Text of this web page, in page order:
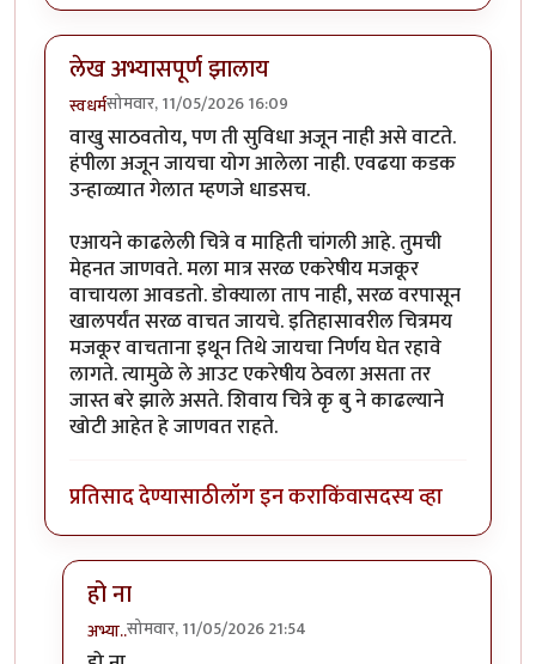
लेख अभ्यासपूर्ण झालाय
स्वधर्मसोमवार, 11/05/2026 16:09
वाखु साठवतोय, पण ती सुविधा अजून नाही असे वाटते.
हंपीला अजून जायचा योग आलेला नाही. एवढया कडक
उन्हाळ्यात गेलात म्हणजे धाडसच.
एआयने काढलेली चित्रे व माहिती चांगली आहे. तुमची
मेहनत जाणवते. मला मात्र सरळ एकरेषीय मजकूर
वाचायला आवडतो. डोक्याला ताप नाही, सरळ वरपासून
खालपर्यंत सरळ वाचत जायचे. इतिहासावरील चित्रमय
मजकूर वाचताना इथून तिथे जायचा निर्णय घेत रहावे
लागते. त्यामुळे ले आउट एकरेषीय ठेवला असता तर
जास्त बरे झाले असते. शिवाय चित्रे कृ बु ने काढल्याने
खोटी आहेत हे जाणवत राहते.
प्रतिसाद देण्यासाठीलॉग इन कराकिंवासदस्य व्हा
हो ना
अभ्या..सोमवार, 11/05/2026 21:54